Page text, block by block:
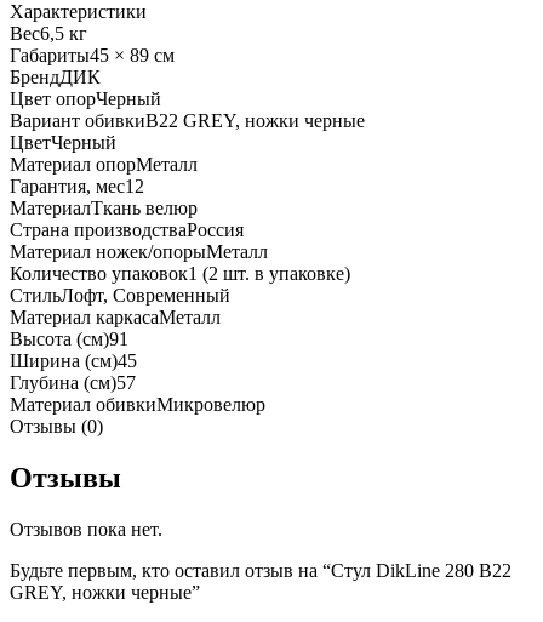
Характеристики
Вес6,5 кг
Габариты45 × 89 см
БрендДИК
Цвет опорЧерный
Вариант обивкиB22 GREY, ножки черные
ЦветЧерный
Материал опорМеталл
Гарантия, мес12
МатериалТкань велюр
Страна производстваРоссия
Материал ножек/опорыМеталл
Количество упаковок1 (2 шт. в упаковке)
СтильЛофт, Современный
Материал каркасаМеталл
Высота (см)91
Ширина (см)45
Глубина (см)57
Материал обивкиМикровелюр
Отзывы (0)
Отзывы
Отзывов пока нет.
Будьте первым, кто оставил отзыв на “Стул DikLine 280 B22
GREY, ножки черные”